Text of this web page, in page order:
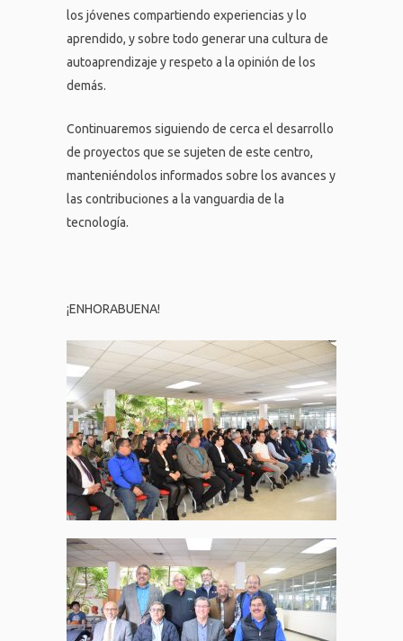
los jóvenes compartiendo experiencias y lo
aprendido, y sobre todo generar una cultura de
autoaprendizaje y respeto a la opinión de los
demás.
Continuaremos siguiendo de cerca el desarrollo
de proyectos que se sujeten de este centro,
manteniéndolos informados sobre los avances y
las contribuciones a la vanguardia de la
tecnología.
¡ENHORABUENA!